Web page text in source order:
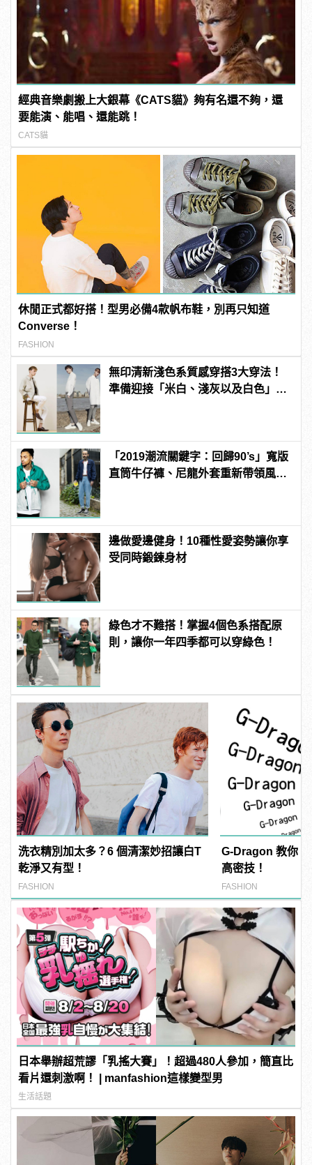
經典音樂劇搬上大銀幕《CATS貓》夠有名還不夠，還
要能演、能唱、還能跳！
CATS貓
休閒正式都好搭！型男必備4款帆布鞋，別再只知道
Converse！
FASHION
無印清新淺色系質感穿搭3大穿法！
準備迎接「米白、淺灰以及白色」的
「2019潮流關鍵字：回歸90’s」寬版
直筒牛仔褲、尼龍外套重新帶領風
邊做愛邊健身！10種性愛姿勢讓你享
受同時鍛鍊身材
綠色才不難搭！掌握4個色系搭配原
則，讓你一年四季都可以穿綠色！
洗衣精別加太多？6 個清潔妙招讓白T
乾淨又有型！
FASHION
G-Dragon 教你「
高密技！
FASHION
日本舉辦超荒謬「乳搖大賽」！超過480人參加，簡直比
看片還刺激啊！ | manfashion這樣變型男
生活話題